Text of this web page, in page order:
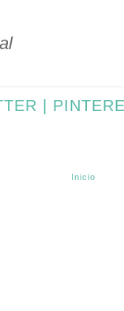
|
Inicio